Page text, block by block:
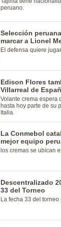
peruano.
Selección
marcar a Lionel
El defensa quiere
Edison Flores
Villarreal de
Volante crema espera
hasta hoy parte de su
Italia.
La Conmebol
mejor equipo
los cremas se ubican
Descentralizado
33 del Torneo
La fecha 33 del